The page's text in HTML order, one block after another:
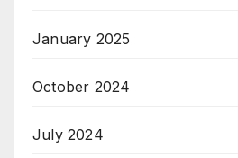
January 2025
October 2024
July 2024